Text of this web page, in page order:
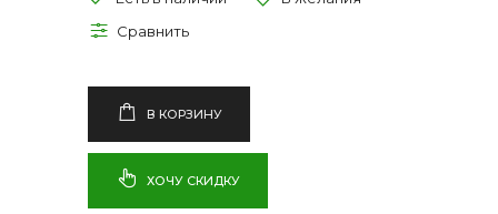
В КОРЗИНУ
ХОЧУ СКИДКУ